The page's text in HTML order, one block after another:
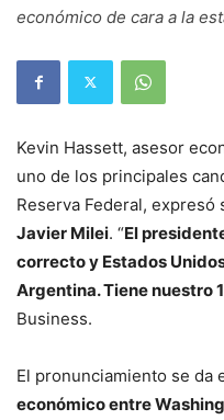
económico de cara a la
Kevin Hassett, asesor
uno de los principales
Reserva Federal,
Javier Milei. “El
correcto y Estados
Argentina. Tiene nuestro
Business.
El pronunciamiento se da
económico entre